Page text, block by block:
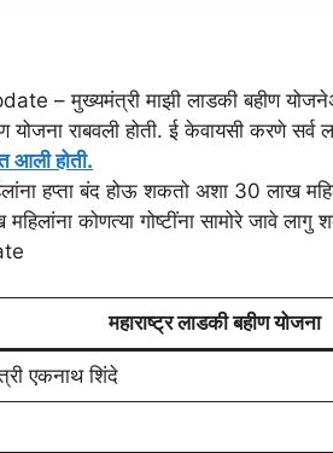
मुख्यमंत्री माझी लाडकी बहीण
योजना राबवली होती. ई केवायसी करणे सर्व
आली होती.
हप्ता बंद होऊ शकतो अशा 30 लाख
कोणत्या गोष्टींना सामोरे जावे लागु
महाराष्ट्र लाडकी बहीण योजना
एकनाथ शिंदे